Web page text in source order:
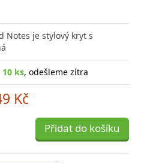
Notes je stylový kryt s
10 ks, odešleme zítra
Kč
Přidat do košíku
TŘI produkty